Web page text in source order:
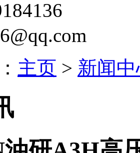
主页 > 新闻